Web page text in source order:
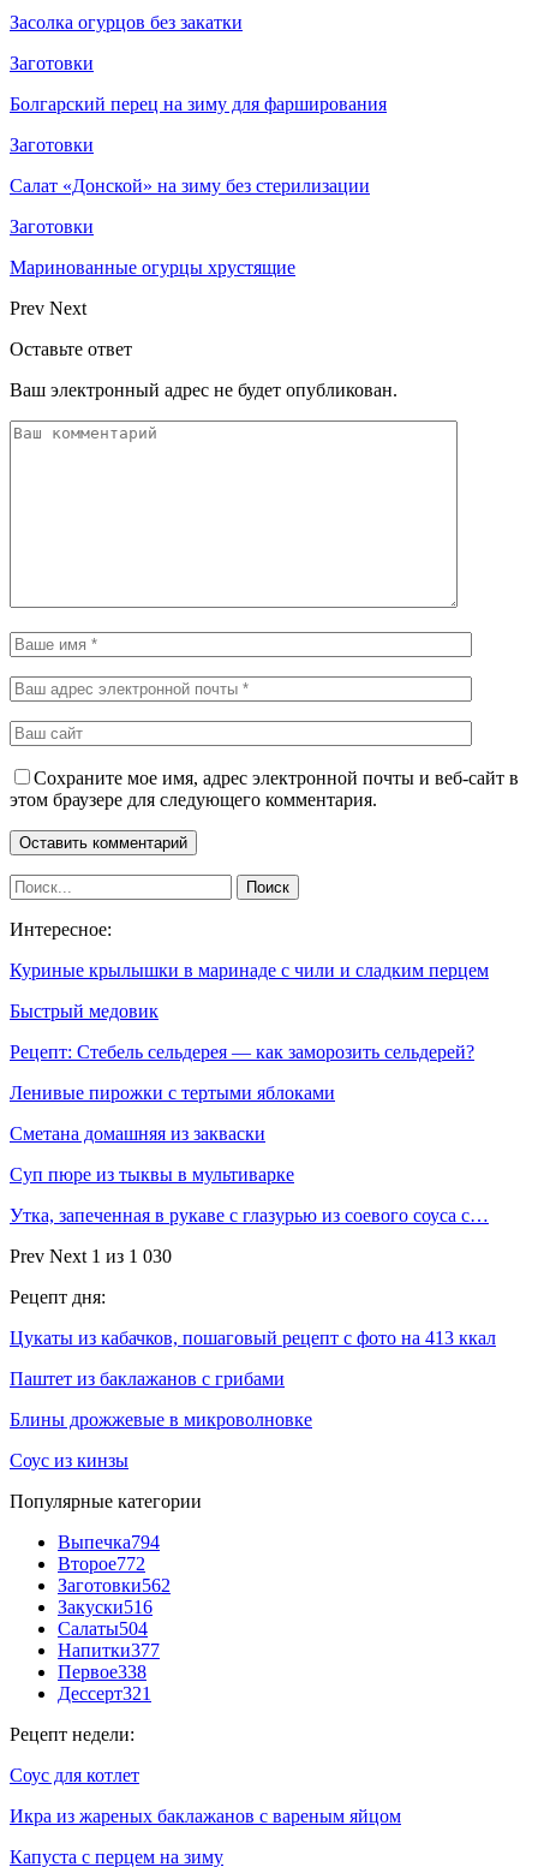
Засолка огурцов без закатки
Заготовки
Болгарский перец на зиму для фарширования
Заготовки
Салат «Донской» на зиму без стерилизации
Заготовки
Маринованные огурцы хрустящие
Prev Next
Оставьте ответ
Ваш электронный адрес не будет опубликован.
Сохраните мое имя, адрес электронной почты и веб-сайт в
этом браузере для следующего комментария.
Интересное:
Куриные крылышки в маринаде с чили и сладким перцем
Быстрый медовик
Рецепт: Стебель сельдерея — как заморозить сельдерей?
Ленивые пирожки с тертыми яблоками
Сметана домашняя из закваски
Суп пюре из тыквы в мультиварке
Утка, запеченная в рукаве с глазурью из соевого соуса с…
Prev Next 1 из 1 030
Рецепт дня:
Цукаты из кабачков, пошаговый рецепт с фото на 413 ккал
Паштет из баклажанов с грибами
Блины дрожжевые в микроволновке
Соус из кинзы
Популярные категории
Выпечка794
Второе772
Заготовки562
Закуски516
Салаты504
Напитки377
Первое338
Дессерт321
Рецепт недели:
Соус для котлет
Икра из жареных баклажанов с вареным яйцом
Капуста с перцем на зиму